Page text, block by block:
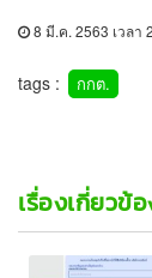
8 มี.ค. 2563 เวลา
tags : กกต.
เรื่องเกี่ยวข้